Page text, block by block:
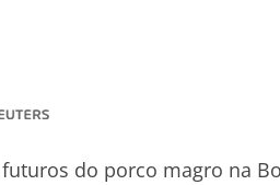
futuros do porco magro na